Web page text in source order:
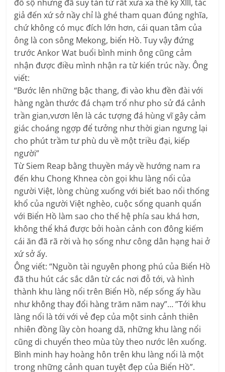
đồ sộ nhưng đã suy tàn từ rất xưa xa thế kỷ XIII, tác
giả đến xứ sở nầy chỉ là ghé tham quan đúng nghĩa,
chứ không có mục đích lớn hơn, cái quan tâm của
ông là con sông Mekong, biển Hồ. Tuy vậy đứng
trước Ankor Wat buổi bình minh ông cũng cảm
nhận được điều mình nhận ra từ kiến trúc nầy. Ông
viết:
“Bước lên những bậc thang, đi vào khu đền đài với
hàng ngàn thước đá chạm trổ như pho sử đá cảnh
trần gian,vươn lên là các tượng đá hùng vĩ gây cảm
giác choáng ngợp để tưởng như thời gian ngưng lại
cho phút trầm tư phù du về một triều đại, kiếp
người”
Từ Siem Reap bằng thuyền máy về hướng nam ra
đến khu Chong Khnea còn gọi khu làng nổi của
người Việt, lòng chùng xuống với biết bao nổi thống
khổ của người Việt nghèo, cuộc sống quanh quẩn
với Biển Hồ làm sao cho thế hệ phía sau khá hơn,
không thể khá được bởi hoàn cảnh con đông kiếm
cái ăn đã rã rời và họ sống như công dân hạng hai ở
xứ sở ấy.
Ông viết: “Nguồn tài nguyên phong phú của Biển Hồ
đã thu hút các sắc dân từ các nơi đỗ tới, và hình
thành khu làng nổi trên Biển Hồ, nếp sống ấy hầu
như không thay đổi hàng trăm năm nay”… ”Tới khu
làng nổi là tới với vẻ đẹp của một sinh cảnh thiên
nhiên đồng lầy còn hoang dã, những khu làng nổi
cũng di chuyển theo mùa tùy theo nước lên xuống.
Bình minh hay hoàng hôn trên khu làng nổi là một
trong những cảnh quan tuyệt đẹp của Biển Hồ”.